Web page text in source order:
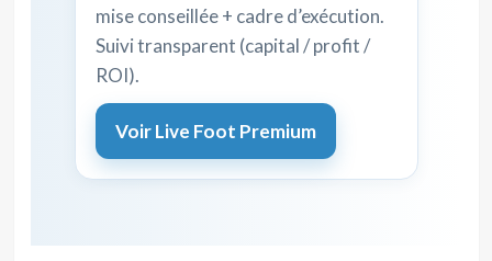
mise conseillée + cadre d’exécution.
Suivi transparent (capital / profit /
ROI).
Voir Live Foot Premium